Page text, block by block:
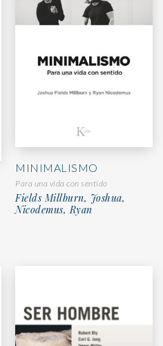
MINIMALISMO
Para una vida con sentido
Fields Millburn, Joshua,
Nicodemus, Ryan